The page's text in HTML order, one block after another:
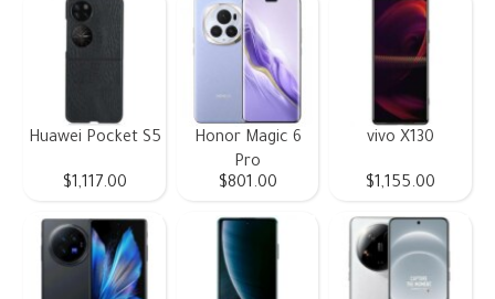
vivo X130
$1,155.00
Honor Magic 6
Pro
$801.00
Huawei Pocket S5
$1,117.00